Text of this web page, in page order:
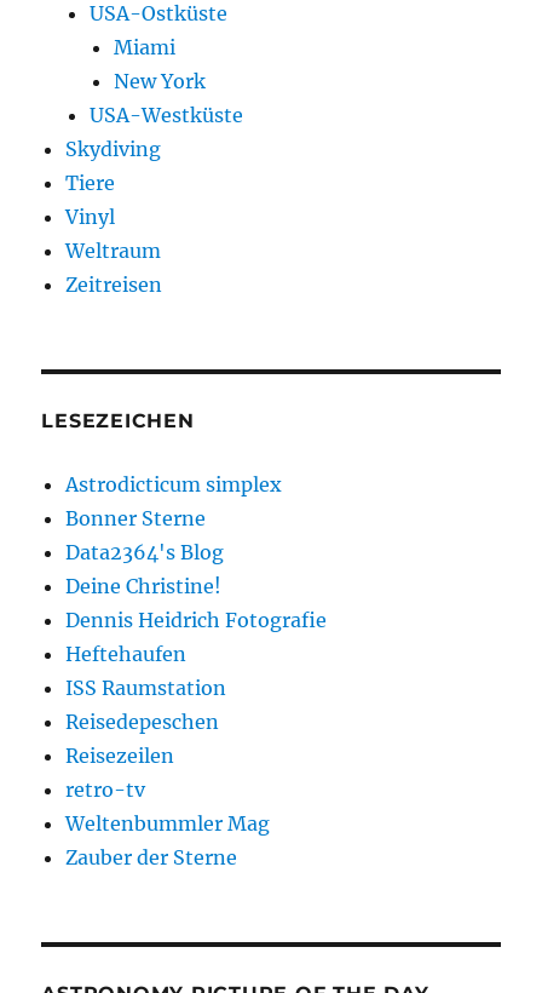
USA-Ostküste
Miami
New York
USA-Westküste
Skydiving
Tiere
Vinyl
Weltraum
Zeitreisen
LESEZEICHEN
Astrodicticum simplex
Bonner Sterne
Data2364's Blog
Deine Christine!
Dennis Heidrich Fotografie
Heftehaufen
ISS Raumstation
Reisedepeschen
Reisezeilen
retro-tv
Weltenbummler Mag
Zauber der Sterne